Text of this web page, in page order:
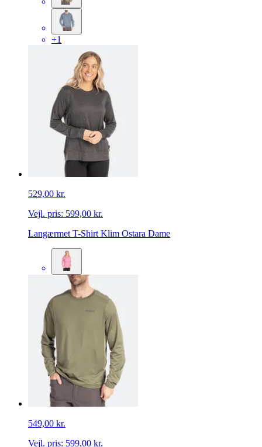
+1
529,00 kr.
Vejl. pris: 599,00 kr.
Langærmet T-Shirt Klim Ostara Dame
549,00 kr.
Vejl. pris: 599,00 kr.